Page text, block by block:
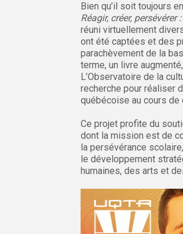
Bien qu’il soit toujours
Réagir, créer,
réuni virtuellement
ont été captées et des
parachèvement de la
terme, un livre
L’Observatoire de la
recherche pour réaliser
québécoise au cours de
Ce projet profite du
dont la mission est de
la persévérance
le développement
humaines, des arts et